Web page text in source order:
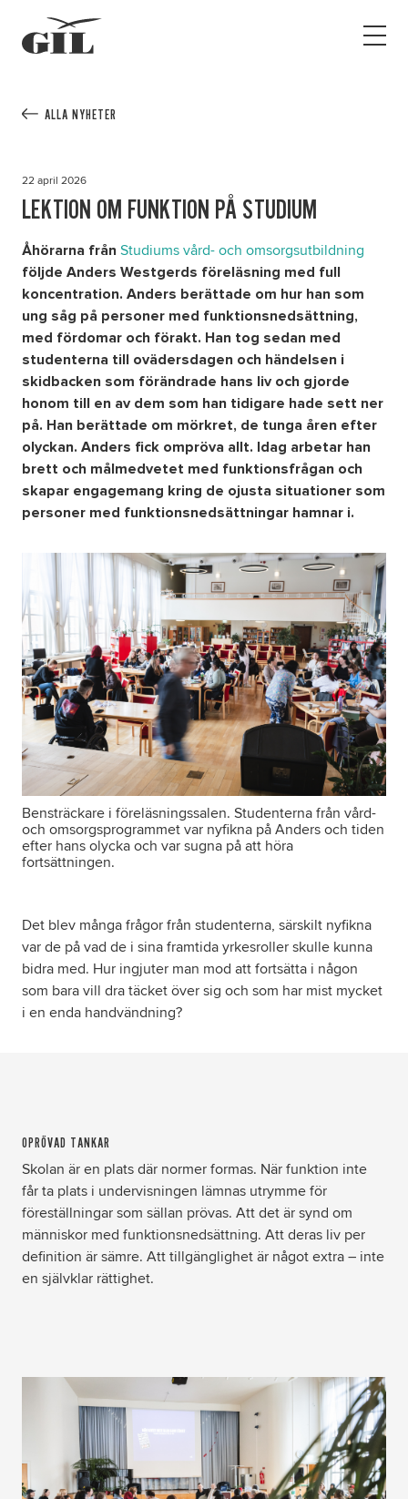
Open
Ha assistans
Jobb
Min sida
Kontakt
Kampanjer
Om oss
Ordlista
FAQ
Tillgänglighetsredogörelse
GDPR
ALLA NYHETER
22 april 2026
LEKTION OM FUNKTION PÅ STUDIUM
Åhörarna från Studiums vård- och omsorgsutbildning
följde Anders Westgerds föreläsning med full
koncentration. Anders berättade om hur han som
ung såg på personer med funktionsnedsättning,
med fördomar och förakt. Han tog sedan med
studenterna till ovädersdagen och händelsen i
skidbacken som förändrade hans liv och gjorde
honom till en av dem som han tidigare hade sett ner
på. Han berättade om mörkret, de tunga åren efter
olyckan. Anders fick ompröva allt. Idag arbetar han
brett och målmedvetet med funktionsfrågan och
skapar engagemang kring de ojusta situationer som
personer med funktionsnedsättningar hamnar i.
Bensträckare i föreläsningssalen. Studenterna från vård-
och omsorgsprogrammet var nyfikna på Anders och tiden
efter hans olycka och var sugna på att höra
fortsättningen.
Det blev många frågor från studenterna, särskilt nyfikna
var de på vad de i sina framtida yrkesroller skulle kunna
bidra med. Hur ingjuter man mod att fortsätta i någon
som bara vill dra täcket över sig och som har mist mycket
i en enda handvändning?
OPRÖVAD TANKAR
Skolan är en plats där normer formas. När funktion inte
får ta plats i undervisningen lämnas utrymme för
föreställningar som sällan prövas. Att det är synd om
människor med funktionsnedsättning. Att deras liv per
definition är sämre. Att tillgänglighet är något extra – inte
en självklar rättighet.